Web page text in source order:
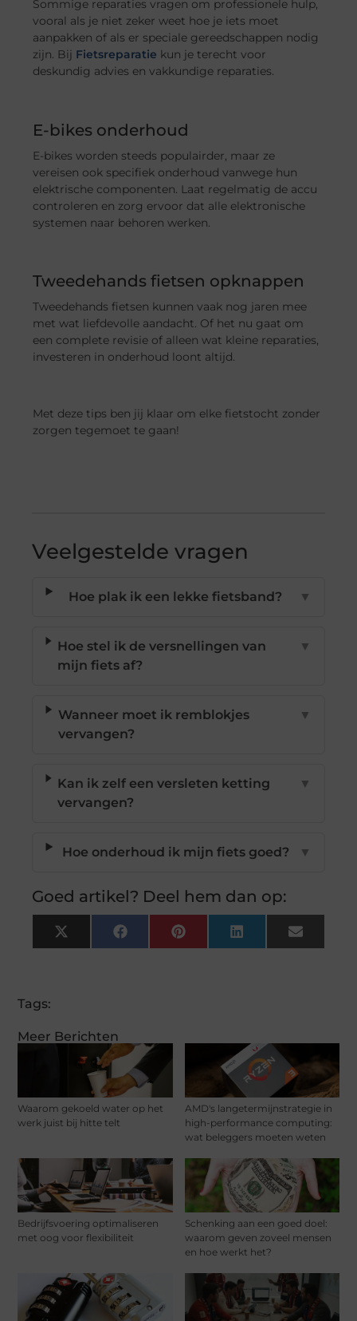
Meer Berichten
Waarom gekoeld water op het
werk juist bij hitte telt
AMD's langetermijnstrategie in
high-performance computing:
wat beleggers moeten weten
Bedrijfsvoering optimaliseren
met oog voor flexibiliteit
Schenking aan een goed doel:
waarom geven zoveel mensen
en hoe werkt het?
Sommige reparaties vragen om professionele hulp,
vooral als je niet zeker weet hoe je iets moet
aanpakken of als er speciale gereedschappen nodig
zijn. Bij Fietsreparatie kun je terecht voor
deskundig advies en vakkundige reparaties.
E-bikes onderhoud
E-bikes worden steeds populairder, maar ze
vereisen ook specifiek onderhoud vanwege hun
elektrische componenten. Laat regelmatig de accu
controleren en zorg ervoor dat alle elektronische
systemen naar behoren werken.
Tweedehands fietsen opknappen
Tweedehands fietsen kunnen vaak nog jaren mee
met wat liefdevolle aandacht. Of het nu gaat om
een complete revisie of alleen wat kleine reparaties,
investeren in onderhoud loont altijd.
Met deze tips ben jij klaar om elke fietstocht zonder
zorgen tegemoet te gaan!
Veelgestelde vragen
Hoe plak ik een lekke fietsband? ▼
Hoe stel ik de versnellingen van
mijn fiets af?
▼
Wanneer moet ik remblokjes
vervangen?
▼
Kan ik zelf een versleten ketting
vervangen?
▼
Hoe onderhoud ik mijn fiets goed? ▼
Goed artikel? Deel hem dan op:
X
(Twitter)
FacebookPinterestLinkedInEmail
Tags: